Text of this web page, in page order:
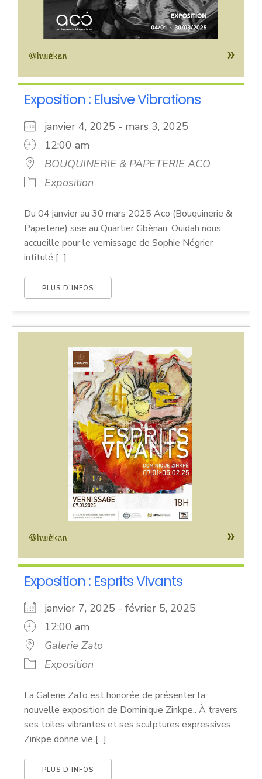
Exposition : Elusive Vibrations
janvier 4, 2025 - mars 3, 2025
12:00 am
BOUQUINERIE & PAPETERIE ACO
Exposition
Du 04 janvier au 30 mars 2025 Aco (Bouquinerie &
Papeterie) sise au Quartier Gbènan, Ouidah nous
accueille pour le vernissage de Sophie Négrier
intitulé [...]
PLUS D’INFOS
Exposition : Esprits Vivants
janvier 7, 2025 - février 5, 2025
12:00 am
Galerie Zato
Exposition
La Galerie Zato est honorée de présenter la
nouvelle exposition de Dominique Zinkpe,. À travers
ses toiles vibrantes et ses sculptures expressives,
Zinkpe donne vie [...]
PLUS D’INFOS